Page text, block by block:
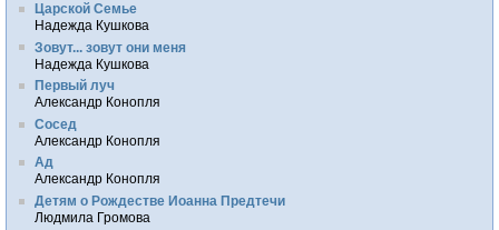
Царской Семье
Надежда Кушкова
Зовут... зовут они меня
Надежда Кушкова
Первый луч
Александр Конопля
Сосед
Александр Конопля
Ад
Александр Конопля
Детям о Рождестве Иоанна Предтечи
Людмила Громова